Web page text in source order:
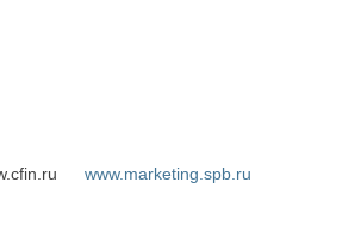
www.marketing.spb.ru